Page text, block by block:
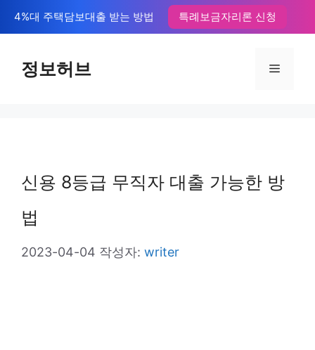
텐
4%대 주택담보대출 받는 방법 특례보금자리론 신청
정보허브 메
신용 8등급 무직자 대출 가능한 방
법
2023-04-04 작성자: writer